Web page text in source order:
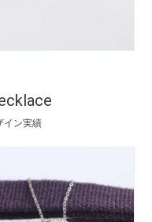
イン実績